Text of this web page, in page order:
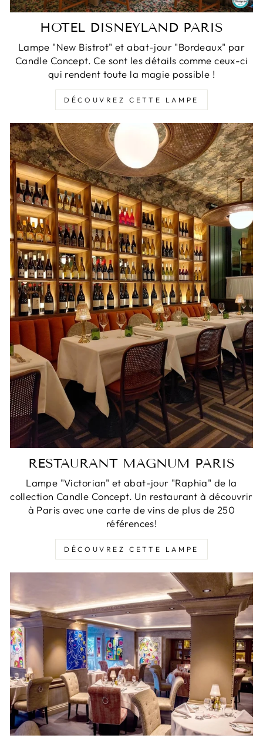
HOTEL DISNEYLAND PARIS
Lampe "New Bistrot" et abat-jour "Bordeaux" par
Candle Concept. Ce sont les détails comme ceux-ci
qui rendent toute la magie possible !
DÉCOUVREZ CETTE LAMPE
RESTAURANT MAGNUM PARIS
Lampe "Victorian" et abat-jour "Raphia" de la
collection Candle Concept. Un restaurant à découvrir
à Paris avec une carte de vins de plus de 250
références!
DÉCOUVREZ CETTE LAMPE